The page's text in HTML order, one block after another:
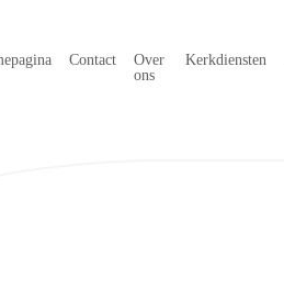
Contact
Over
ons
Kerkdiensten